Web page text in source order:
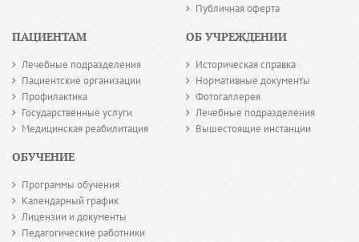
Публичная оферта
ПАЦИЕНТАМ
Лечебные подразделения
Пациентские организации
Профилактика
Государственные услуги
Медицинская реабилитация
ОБ УЧРЕЖДЕНИИ
Историческая справка
Нормативные документы
Фотогаллерея
Лечебные подразделения
Вышестоящие инстанции
ОБУЧЕНИЕ
Программы обучения
Календарный график
Лицензии и документы
Педагогические работники